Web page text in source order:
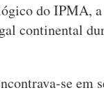
do IPMA, a
continental
se em